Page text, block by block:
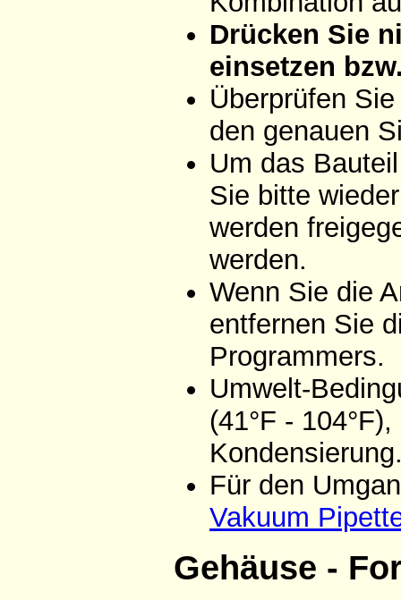
Drücken Sie
einsetzen
Überprüfen
den genauen
Um das
Sie bitte
werden
werden.
Wenn Sie die
entfernen Sie
Programmers.
Umwelt-
(41°F -
Für den
Vakuum
Gehäuse -